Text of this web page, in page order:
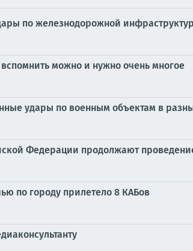
по железнодорожной
можно и нужно очень многое
удары по военным объектам в
Федерации продолжают
по городу прилетело 8 КАБов